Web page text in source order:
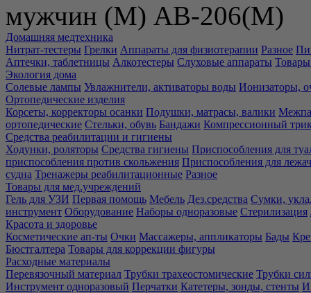
мужчин (М) АВ-206(М)
Домашняя медтехника
Нитрат-тестеры Грелки Аппараты для физиотерапии Разное
Аптечки, таблетницы Алкотестеры Слуховые аппараты Товары
Экология дома
Солевые лампы Увлажнители, активаторы воды Ионизаторы,
Ортопедические изделия
Корсеты, корректоры осанки Подушки, матрасы, валики
ортопедические Стельки, обувь Бандажи Компрессионный
Средства реабилитации и гигиены
Ходунки, роляторы Средства гигиены Приспособления для
приспособления против скольжения Приспособления для
судна Тренажеры реабилитационные Разное
Товары для мед.учреждений
Гель для УЗИ Первая помощь Мебель Дез.средства Сумки,
инструмент Оборудование Наборы одноразовые Стерилизация
Красота и здоровье
Косметические ап-ты Очки Массажеры, аппликаторы Бады
Бюстгалтера Товары для коррекции фигуры
Расходные материалы
Перевязочный материал Трубки трахеостомические Трубки
Инструмент одноразовый Перчатки Катетеры, зонды, стенты